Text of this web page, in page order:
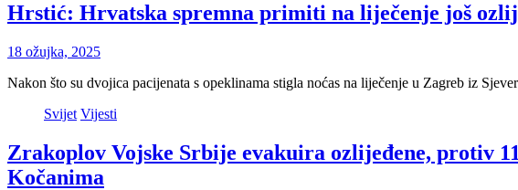
Hrstić: Hrvatska spremna primiti na liječenje još
18 ožujka, 2025
Nakon što su dvojica pacijenata s opeklinama stigla noćas na liječenje u Zagreb iz
Svijet Vijesti
Zrakoplov Vojske Srbije evakuira ozlijeđene, protiv
Kočanima